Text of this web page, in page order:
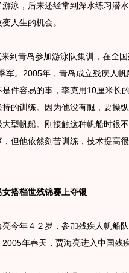
泳，后来还经常到深水练习潜
人生的机会。
青岛参加游泳队集训，在全国
军。2005年，青岛成立残疾人
件容易的事，李克用10厘米长
的训练。因为他没有腿，要操
型帆船。刚接触这种帆船时很
但他依然刻苦训练，技术提高
档世残锦赛上夺银
年４２岁，参加残疾人帆船队
年春天，贾海亮进入中国残